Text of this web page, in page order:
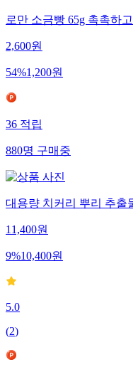
로만 소금빵 65g 촉촉하
2,600원
54%1,200원
36적립
880명구매중
대용량 치커리 뿌리 추출
11,400원
9%10,400원
5.0
(2)